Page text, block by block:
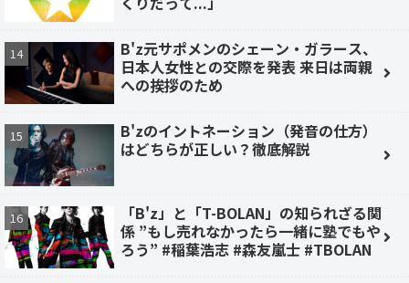
B'z元サポメンのシェーン・ガラース、
日本人女性との交際を発表 来日は両親
への挨拶のため
B'zのイントネーション（発音の仕方）
はどちらが正しい？徹底解説
「B'z」と「T-BOLAN」の知られざる関
係 ”もし売れなかったら一緒に塾でもや
ろう” #稲葉浩志 #森友嵐士 #TBOLAN